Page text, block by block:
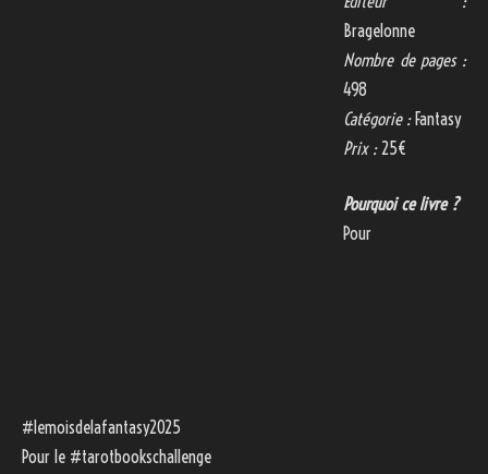
Bragelonne
Nombre de pages :
498
Catégorie :Fantasy
Prix :25€
Pourquoi ce livre ?
Pour
#lemoisdelafantasy2025
Pour le #tarotbookschallenge